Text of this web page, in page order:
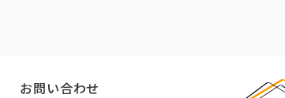
お問い合わせ